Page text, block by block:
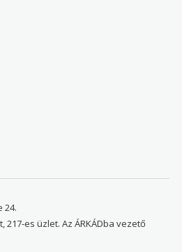
24.
217-es üzlet. Az ÁRKÁDba vezető